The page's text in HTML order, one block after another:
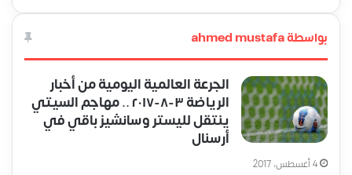
بواسطة ahmed mustafa
الجرعة العالمية اليومية من أخبار
الرياضة ٣-٨-٢٠١٧ .. مهاجم السيتي
ينتقل لليستر وسانشيز باقي في
أرسنال
4 أغسطس، 2017